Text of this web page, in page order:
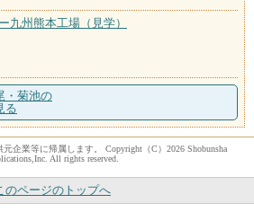
九州熊本工場（見学）
・菊池の
る
企業等に帰属します。 Copyright（C）2026 Shobunsha
All rights reserved.
のページのトップへ